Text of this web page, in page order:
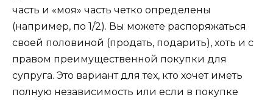
часть и «моя» часть четко определены
(например, по 1/2). Вы можете распоряжаться
своей половиной (продать, подарить), хоть и с
правом преимущественной покупки для
супруга. Это вариант для тех, кто хочет иметь
полную независимость или если в покупке